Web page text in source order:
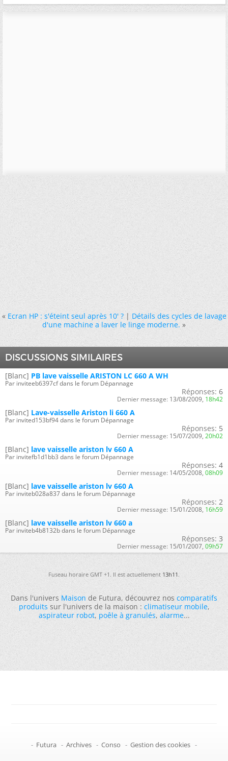
« Ecran HP : s'éteint seul après 10' ?|Détails des cycles de lavage
d'une machine a laver le linge moderne. »
DISCUSSIONS SIMILAIRES
[Blanc] PB lave vaisselle ARISTON LC 660 A WH
Par inviteeb6397cf dans le forum Dépannage
Réponses: 6
Dernier message: 13/08/2009, 18h42
[Blanc] Lave-vaisselle Ariston li 660 A
Par invited153bf94 dans le forum Dépannage
Réponses: 5
Dernier message: 15/07/2009, 20h02
[Blanc] lave vaisselle ariston lv 660 A
Par invitefb1d1bb3 dans le forum Dépannage
Réponses: 4
Dernier message: 14/05/2008, 08h09
[Blanc] lave vaisselle ariston lv 660 A
Par inviteb028a837 dans le forum Dépannage
Réponses: 2
Dernier message: 15/01/2008, 16h59
[Blanc] lave vaisselle ariston lv 660 a
Par inviteb4b8132b dans le forum Dépannage
Réponses: 3
Dernier message: 15/01/2007, 09h57
Fuseau horaire GMT +1. Il est actuellement13h11.
Dans l'universMaisonde Futura, découvrez noscomparatifs
produitssur l'univers de la maison :climatiseur mobile,
aspirateur robot,poêle à granulés,alarme...
- Futura - Archives - Conso - Gestion des cookies -